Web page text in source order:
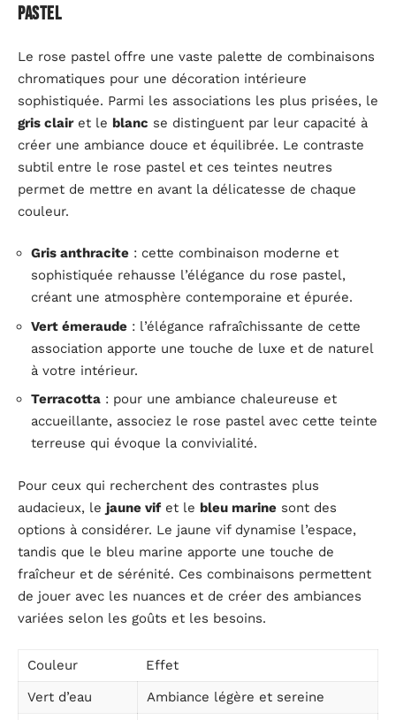
pastel
Le rose pastel offre une vaste palette de combinaisons
chromatiques pour une décoration intérieure
sophistiquée. Parmi les associations les plus prisées, le
gris clairet le blanc se distinguent par leur capacité à
créer une ambiance douce et équilibrée. Le contraste
subtil entre le rose pastel et ces teintes neutres
permet de mettre en avant la délicatesse de chaque
couleur.
Gris anthracite : cette combinaison moderne et
sophistiquée rehausse l’élégance du rose pastel,
créant une atmosphère contemporaine et épurée.
Vert émeraude : l’élégance rafraîchissante de cette
association apporte une touche de luxe et de naturel
à votre intérieur.
Terracotta : pour une ambiance chaleureuse et
accueillante, associez le rose pastel avec cette teinte
terreuse qui évoque la convivialité.
Pour ceux qui recherchent des contrastes plus
audacieux, le jaune vifet le bleu marine sont des
options à considérer. Le jaune vif dynamise l’espace,
tandis que le bleu marine apporte une touche de
fraîcheur et de sérénité. Ces combinaisons permettent
de jouer avec les nuances et de créer des ambiances
variées selon les goûts et les besoins.
Couleur
Effet
Vert d’eau
Ambiance légère et sereine